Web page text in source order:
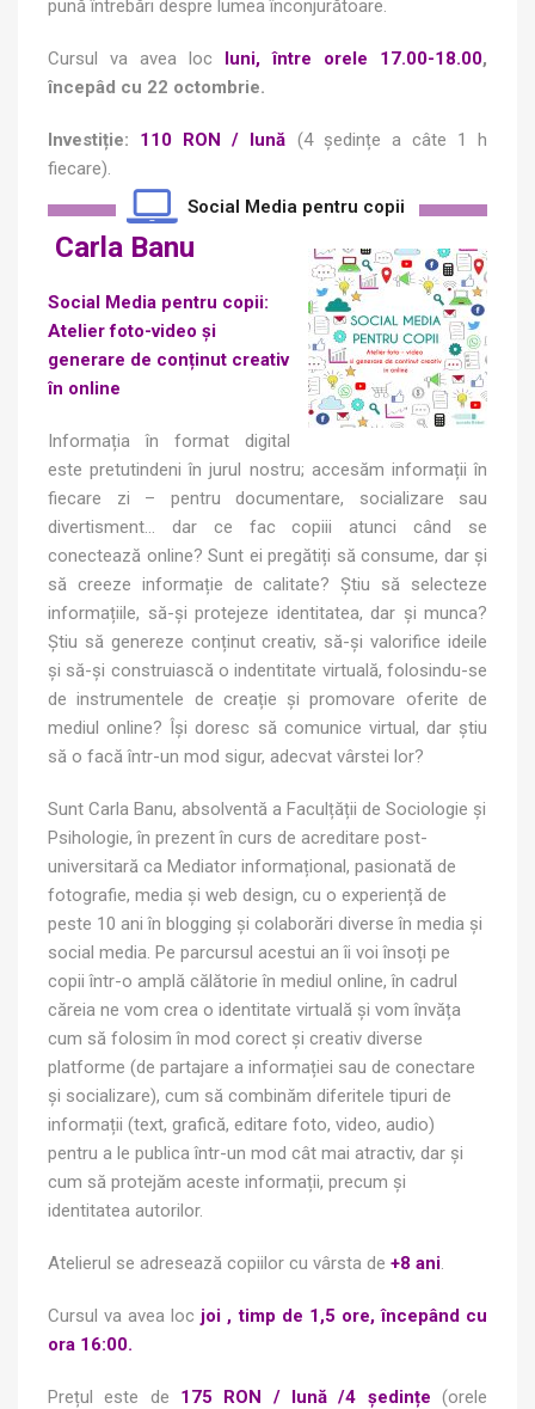
pună întrebări despre lumea înconjurătoare.
Cursul va avea loc luni, între orele 17.00-18.00,
începâd cu 22 octombrie.
Investiție: 110 RON / lună (4 ședințe a câte 1 h
fiecare).
Social Media pentru copii
Carla Banu
Social Media pentru copii:
Atelier foto-video și
generare de conținut creativ
în online
Informația în format digital
este pretutindeni în jurul nostru; accesăm informații în
fiecare zi – pentru documentare, socializare sau
divertisment… dar ce fac copiii atunci când se
conectează online? Sunt ei pregătiți să consume, dar și
să creeze informație de calitate? Știu să selecteze
informațiile, să-și protejeze identitatea, dar și munca?
Știu să genereze conținut creativ, să-și valorifice ideile
și să-și construiască o indentitate virtuală, folosindu-se
de instrumentele de creație și promovare oferite de
mediul online? Își doresc să comunice virtual, dar știu
să o facă într-un mod sigur, adecvat vârstei lor?
Sunt Carla Banu, absolventă a Faculțății de Sociologie și
Psihologie, în prezent în curs de acreditare post-
universitară ca Mediator informațional, pasionată de
fotografie, media și web design, cu o experiență de
peste 10 ani în blogging și colaborări diverse în media și
social media. Pe parcursul acestui an îi voi însoți pe
copii într-o amplă călătorie în mediul online, în cadrul
căreia ne vom crea o identitate virtuală și vom învăța
cum să folosim în mod corect și creativ diverse
platforme (de partajare a informației sau de conectare
și socializare), cum să combinăm diferitele tipuri de
informații (text, grafică, editare foto, video, audio)
pentru a le publica într-un mod cât mai atractiv, dar și
cum să protejăm aceste informații, precum și
identitatea autorilor.
Atelierul se adresează copiilor cu vârsta de +8 ani.
Cursul va avea loc joi , timp de 1,5 ore, începând cu
ora 16:00.
Prețul este de 175 RON / lună /4 ședințe (orele